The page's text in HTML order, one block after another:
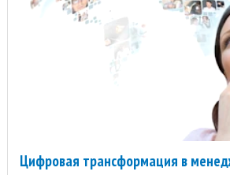
Цифровая трансформация в